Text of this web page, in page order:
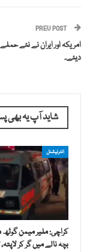
PREV POST
امریکہ اور ایران نے نئے
دیئے۔
شاید آپ یہ بھی
انٹرنیشنل
کراچی: ملیر میمن
بچہ نالے میں گر کر